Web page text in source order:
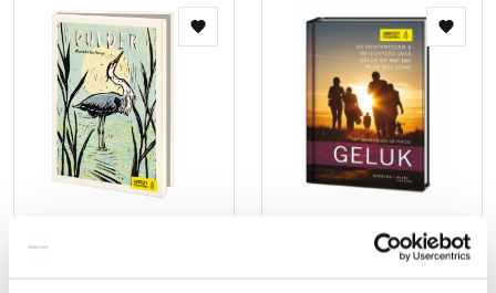
Toevoegen
Dichtbundel: Geluk,
Gedichten over geluk en